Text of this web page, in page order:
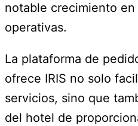
notable crecimiento
operativas.
La plataforma de
ofrece IRIS no solo
servicios, sino que
del hotel de